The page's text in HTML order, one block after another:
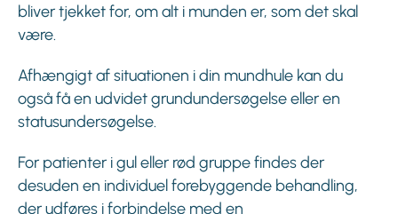
bliver tjekket for, om alt i munden er, som det skal
være.
Afhængigt af situationen i din mundhule kan du
også få en udvidet grundundersøgelse eller en
statusundersøgelse.
For patienter i gul eller rød gruppe findes der
desuden en individuel forebyggende behandling,
der udføres i forbindelse med en